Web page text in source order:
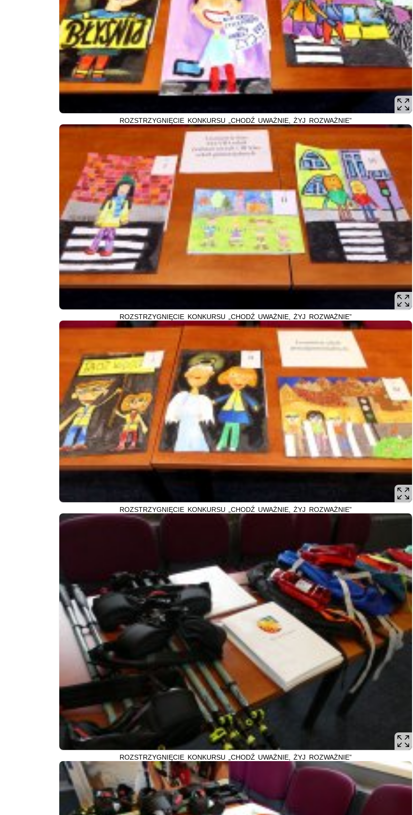
ROZSTRZYGNIĘCIE KONKURSU „CHODŹ UWAŻNIE, ŻYJ ROZWAŻNIE”
ROZSTRZYGNIĘCIE KONKURSU „CHODŹ UWAŻNIE, ŻYJ ROZWAŻNIE”
ROZSTRZYGNIĘCIE KONKURSU „CHODŹ UWAŻNIE, ŻYJ ROZWAŻNIE”
ROZSTRZYGNIĘCIE KONKURSU „CHODŹ UWAŻNIE, ŻYJ ROZWAŻNIE”